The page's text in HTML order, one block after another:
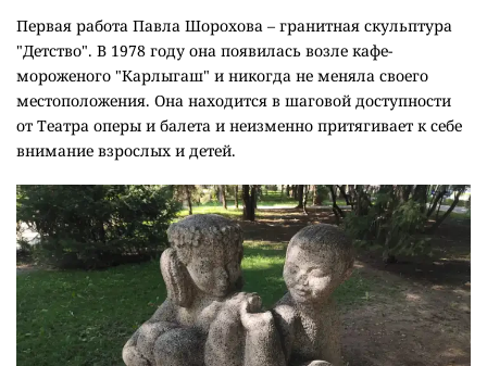
Первая работа Павла Шорохова – гранитная скульптура
"Детство". В 1978 году она появилась возле кафе-
мороженого "Карлыгаш" и никогда не меняла своего
местоположения. Она находится в шаговой доступности
от Театра оперы и балета и неизменно притягивает к себе
внимание взрослых и детей.